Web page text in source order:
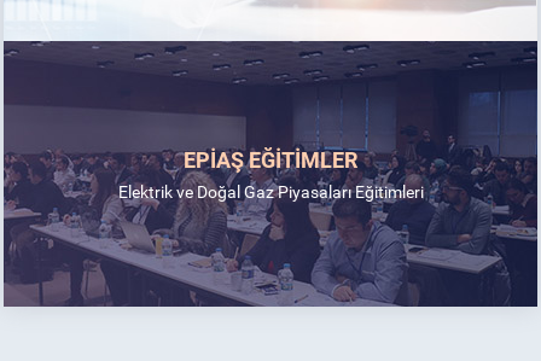
EPİAŞ EĞİTİMLER
Elektrik ve Doğal Gaz Piyasaları Eğitimleri